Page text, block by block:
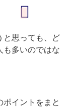
と思っても、ど
も多いのではな
ポイントをまと